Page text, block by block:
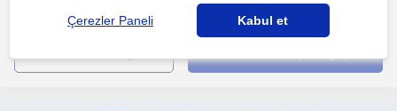
Çerezler Paneli Kabul et